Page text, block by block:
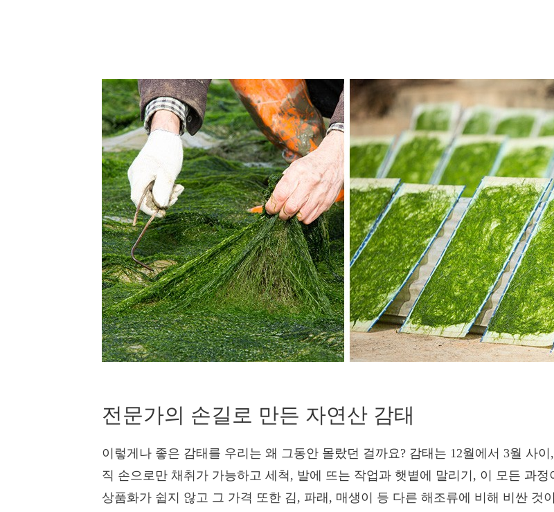
전문가의 손길로 만든 자연산 감태
이렇게나 좋은 감태를 우리는 왜 그동안 몰랐던 걸까요? 감태는 12월에서 3월 사
직 손으로만 채취가 가능하고 세척, 발에 뜨는 작업과 햇볕에 말리기, 이 모든 과
상품화가 쉽지 않고 그 가격 또한 김, 파래, 매생이 등 다른 해조류에 비해 비싼 것